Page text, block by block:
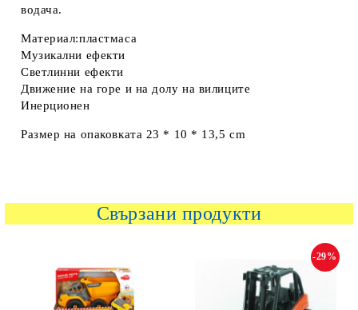
водача.
Материал:пластмаса
Музикални ефекти
Светлинни ефекти
Движение на горе и на долу на вилиците
Инерционен
Размер на опаковката 23 * 10 * 13,5 cm
Свързани продукти
-29%